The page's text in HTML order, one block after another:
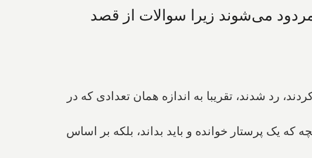
می‌شوند زیرا سوالات از قصد
رد شدند، تقریبا به اندازه همان تعدادی که در
یک پرستار خوانده و باید بداند، بلکه بر اساس